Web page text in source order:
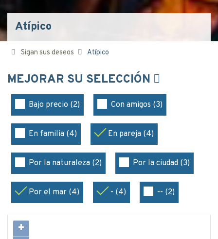
Atípico
Sigan sus deseos Atípico
MEJORAR SU SELECCIÓN
Bajo precio (2) Con amigos (3)
En familia (4) En pareja (4)
Por la naturaleza (2) Por la ciudad (3)
Por el mar (4) - (4) -- (2)
+